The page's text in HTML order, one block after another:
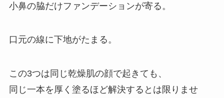
小鼻の脇だけファンデーションが寄る。
口元の線に下地がたまる。
この3つは同じ乾燥肌の顔で起きても、
同じ一本を厚く塗るほど解決するとは限りませ